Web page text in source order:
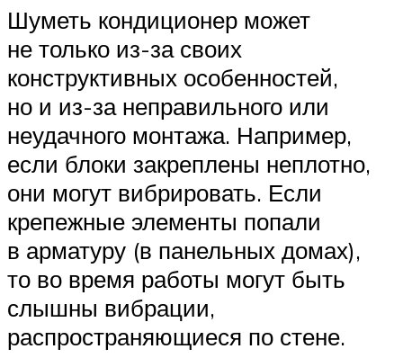
Шуметь кондиционер может
не только из-за своих
конструктивных особенностей,
но и из-за неправильного или
неудачного монтажа. Например,
если блоки закреплены неплотно,
они могут вибрировать. Если
крепежные элементы попали
в арматуру (в панельных домах),
то во время работы могут быть
слышны вибрации,
распространяющиеся по стене.